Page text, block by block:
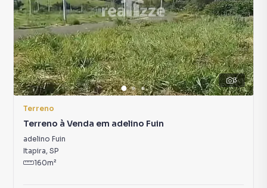
3
Terreno
Terreno à Venda em adelino Fuin
adelino Fuin
Itapira, SP
160m²